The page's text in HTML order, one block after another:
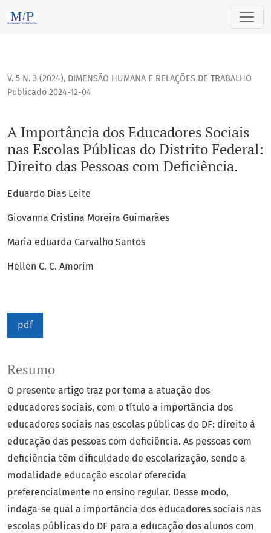
A Importância dos Educadores Sociais nas Escolas
V. 5 N. 3 (2024), DIMENSÃO HUMANA E RELAÇÕES DE TRABALHO
A Importância dos Educadores Sociais
nas Escolas Públicas do Distrito Federal:
Direito das Pessoas com Deficiência.
Publicado 2024-12-04
Eduardo Dias Leite
Giovanna Cristina Moreira Guimarães
Maria eduarda Carvalho Santos
Hellen C. C. Amorim
pdf
Resumo
O presente artigo traz por tema a atuação dos
educadores sociais, com o título a importância dos
educadores sociais nas escolas públicas do DF: direito à
educação das pessoas com deficiência. As pessoas com
deficiência têm dificuldade de escolarização, sendo a
modalidade educação escolar oferecida
preferencialmente no ensino regular. Desse modo,
indaga-se qual a importância dos educadores sociais nas
escolas públicas do DF para a educação dos alunos com